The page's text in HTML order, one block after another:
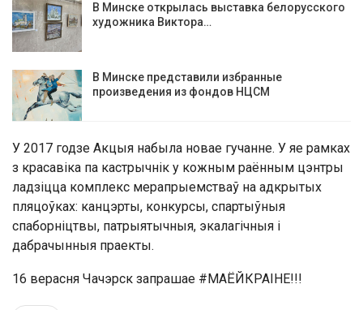
В Минске открылась выставка белорусского
художника Виктора…
В Минске представили избранные
произведения из фондов НЦСМ
У 2017 годзе Акцыя набыла новае гучанне. У яе рамках
з красавiка па кастрычнiк у кожным раённым цэнтры
ладзiцца комплекс мерапрыемстваў на адкрытых
пляцоўках: канцэрты, конкурсы, спартыўныя
спаборнiцтвы, патрыятычныя, экалагiчныя i
дабрачынныя праекты.
16 верасня Чачэрск запрашае #МАЁЙКРАІНЕ!!!